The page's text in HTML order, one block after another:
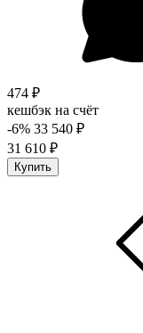
474 ₽
кешбэк на счёт
-6% 33 540 ₽
31 610 ₽
Купить